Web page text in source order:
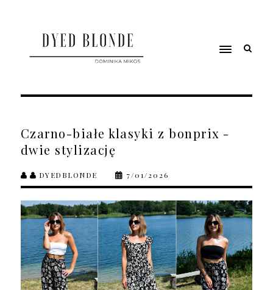
Czarno-białe klasyki z bonprix -
dwie stylizację
DYEDBLONDE 7/01/2026